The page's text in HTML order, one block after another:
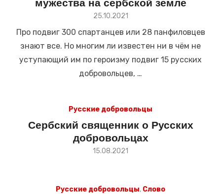
мужества на сербской земле
Размещено
25.10.2021
Про подвиг 300 спартанцев или 28 панфиловцев
знают все. Но многим ли известен ни в чём не
уступающий им по героизму подвиг 15 русских
добровольцев, …
Русские добровольцы
Сербский священник о Русских
добровольцах
Размещено
15.08.2021
Русские добровольцы, Слово